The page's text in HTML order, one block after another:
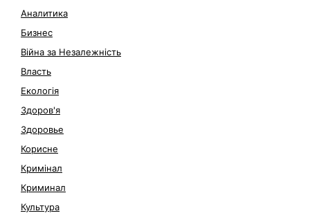
Аналитика
Бизнес
Війна за Незалежність
Власть
Екологія
Здоров'я
Здоровье
Корисне
Кримінал
Криминал
Культура